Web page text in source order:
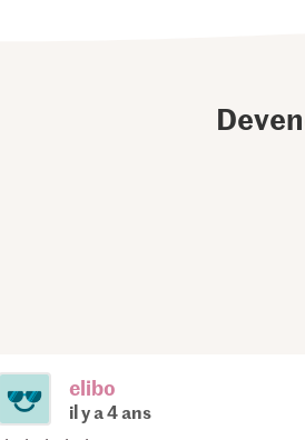
elibo
il y a 4 ans